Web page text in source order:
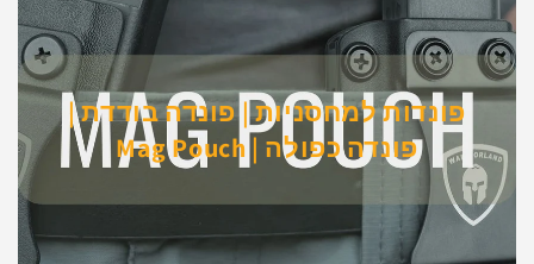
פונדות למחסניות | פונדה בודדת |
פונדה כפולה | Mag Pouch